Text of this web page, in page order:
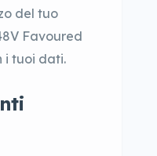
del tuo
Favoured
i tuoi dati.